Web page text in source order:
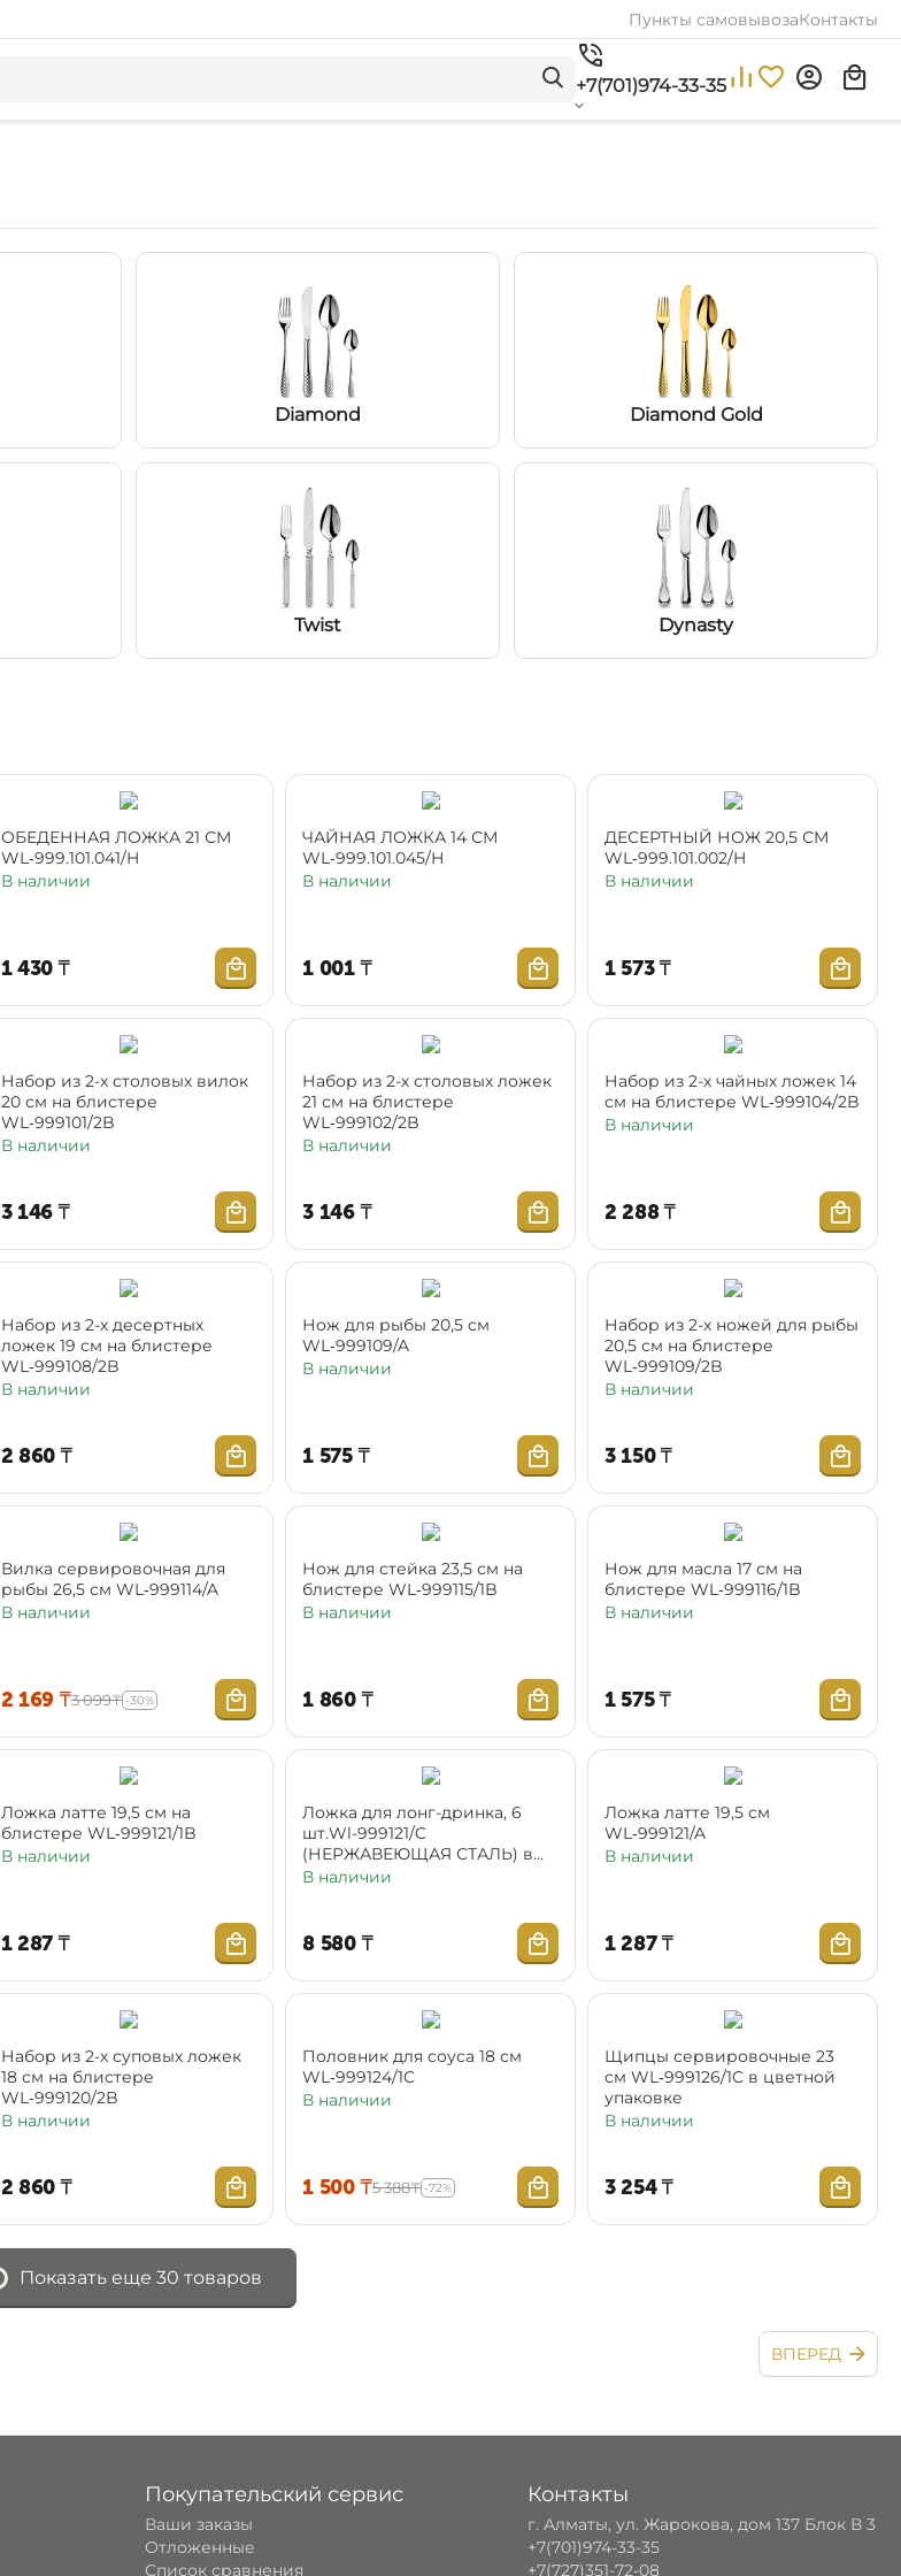
Пункты самовывозаКонтакты
+7(701)974-33-35
Diamond Diamond Gold
Twist Dynasty
ОБЕДЕННАЯ ЛОЖКА 21 СМ
WL‑999.101.041/H
В наличии
1 430₸
ЧАЙНАЯ ЛОЖКА 14 СМ
WL‑999.101.045/Н
В наличии
1 001 ₸
ДЕСЕРТНЫЙ НОЖ 20,5 СМ
WL‑999.101.002/H
В наличии
1 573₸
Набор из 2-х столовых вилок
20 см на блистере
WL‑999101/2B
В наличии
3 146₸
Набор из 2-х столовых ложек
21 см на блистере
WL‑999102/2B
В наличии
3 146 ₸
Набор из 2-х чайных ложек 14
см на блистере WL‑999104/2B
В наличии
2 288₸
Набор из 2-х десертных
ложек 19 см на блистере
WL‑999108/2B
В наличии
2 860₸
Нож для рыбы 20,5 см
WL‑999109/A
В наличии
1 575 ₸
Набор из 2-х ножей для рыбы
20,5 см на блистере
WL‑999109/2B
В наличии
3 150₸
Вилка сервировочная для
рыбы 26,5 см WL‑999114/A
В наличии
2 169₸3 099₸ -30%
Нож для стейка 23,5 см на
блистере WL‑999115/1B
В наличии
1 860 ₸
Нож для масла 17 см на
блистере WL‑999116/1B
В наличии
1 575₸
Ложка латте 19,5 см на
блистере WL‑999121/1B
В наличии
1 287₸
Ложка для лонг-дринка, 6
шт.Wl-999121/C
(НЕРЖАВЕЮЩАЯ СТАЛЬ) в
цветной упаковке
В наличии
8 580 ₸
Ложка латте 19,5 см
WL‑999121/A
В наличии
1 287₸
Набор из 2-х суповыx ложек
18 см на блистере
WL‑999120/2B
В наличии
2 860₸
Половник для соуса 18 см
WL‑999124/1C
В наличии
1 500 ₸5 388₸ -72%
Щипцы сервировочные 23
см WL‑999126/1C в цветной
упаковке
В наличии
3 254₸
Показать еще 30 товаров
ВПЕРЕД
Покупательский сервис
Ваши заказы
Отложенные
Список сравнения
Контакты
г. Алматы, ул. Жарокова, дом 137 Блок В 3
+7(701)974-33-35
+7(727)351-72-08